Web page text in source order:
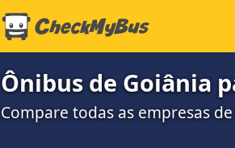
Ônibus de Goiânia
Compare todas as empresas